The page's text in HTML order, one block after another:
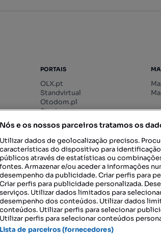
PORTAIS
OLX.pt
Standvirtual
Otodom.pl
Storia.ro
DESCARREGAR NA:
POLÍTICA DE PRIVACIDADE
Nós e os nossos parceiros tratamos os
Utilizar dados de geolocalização precisos.
características do dispositivo para
públicos através de estatísticas ou
fontes. Armazenar e/ou aceder a informações
desempenho da publicidade. Criar perfis para
Criar perfis para publicidade personalizada.
serviços. Utilizar dados limitados para
desempenho dos conteúdos. Utilizar dados
conteúdos. Utilizar perfis para selecionar
Utilizar perfis para selecionar conteúdos
Lista de parceiros (fornecedores)